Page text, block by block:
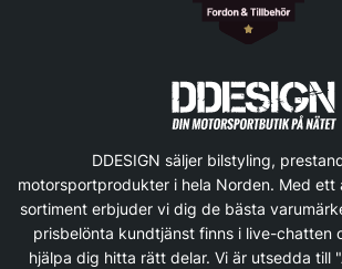
DDESIGN säljer bilstyling,
motorsportprodukter i hela Norden. Med ett
sortiment erbjuder vi dig de bästa
prisbelönta kundtjänst finns i live-chatten
hjälpa dig hitta rätt delar. Vi är utsedda till